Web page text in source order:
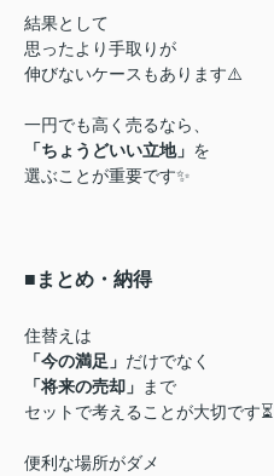
結果として
思ったより手取りが
伸びないケースもあります⚠️
一円でも高く売るなら、
「ちょうどいい立地」 を
選ぶことが重要です✨
■まとめ・納得
住替えは
「今の満足」 だけでなく
「将来の売却」 まで
セットで考えることが大切です⏳
便利な場所がダメ